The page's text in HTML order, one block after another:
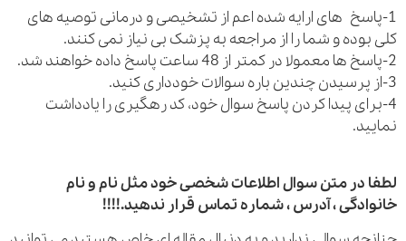
های ارایه شده اعم از تشخیصی و درمانی توصیه های
و شما را از مراجعه به پزشک بی نیاز نمی کنند.
پیدا کردن پاسخ سوال خود، کد رهگیری را یادداشت
در متن سوال اطلاعات شخصی خود مثل نام و نام
، آدرس ، شماره تماس قرار ندهید.!!!!